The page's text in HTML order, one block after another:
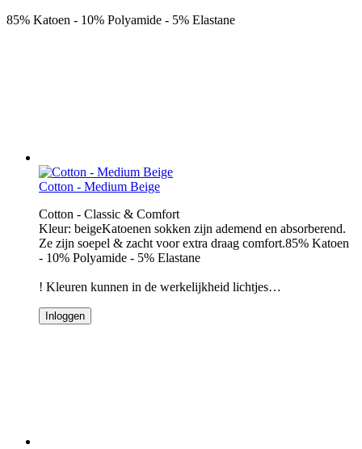
85% Katoen - 10% Polyamide - 5% Elastane
Cotton - Medium Beige
Cotton - Classic & Comfort
Kleur: beigeKatoenen sokken zijn ademend en absorberend.
Ze zijn soepel & zacht voor extra draag comfort.85% Katoen
- 10% Polyamide - 5% Elastane
! Kleuren kunnen in de werkelijkheid lichtjes…
Inloggen